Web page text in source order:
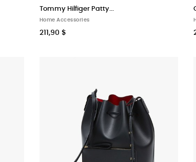
Tommy Hilfiger Patty...
Home Accessories
211,90 $